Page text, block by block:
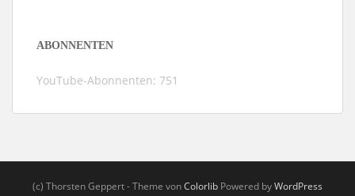
ABONNENTEN
YouTube-Abonnenten: 751
(c) Thorsten Geppert - Theme vonColorlib Powered byWordPress